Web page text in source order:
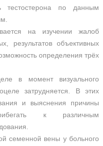
тестостерона по данным
на изучении жалоб
результатов объективных
определения трёх
в момент визуального
затрудняется. В этих
и выяснения причины
к различным
семенной вены у больного